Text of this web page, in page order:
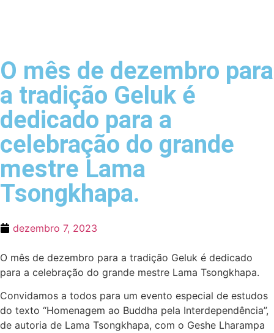
O mês de dezembro para
a tradição Geluk é
dedicado para a
celebração do grande
mestre Lama
Tsongkhapa.
dezembro 7, 2023
O mês de dezembro para a tradição Geluk é dedicado
para a celebração do grande mestre Lama Tsongkhapa.
Convidamos a todos para um evento especial de estudos
do texto “Homenagem ao Buddha pela Interdependência”,
de autoria de Lama Tsongkhapa, com o Geshe Lharampa